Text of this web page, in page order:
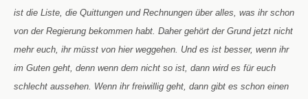
ist die Liste, die Quittungen und Rechnungen über alles, was ihr schon
von der Regierung bekommen habt. Daher gehört der Grund jetzt nicht
mehr euch, ihr müsst von hier weggehen. Und es ist besser, wenn ihr
im Guten geht, denn wenn dem nicht so ist, dann wird es für euch
schlecht aussehen. Wenn ihr freiwillig geht, dann gibt es schon einen